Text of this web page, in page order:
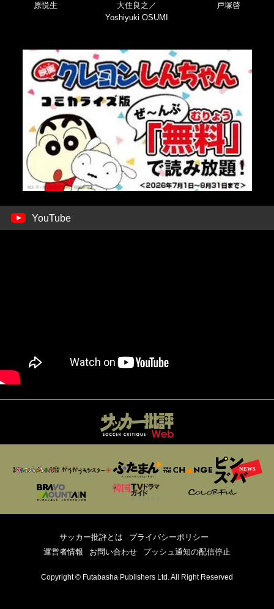
原悦生
大住良之／
Yoshiyuki OSUMI
戸塚啓
YouTube
サッカー批評とは
プライバシーポリシー
運営者情報
お問い合わせ プッシュ通知の配信停止
Copyright © Futabasha Publishers Ltd. All Right Reserved